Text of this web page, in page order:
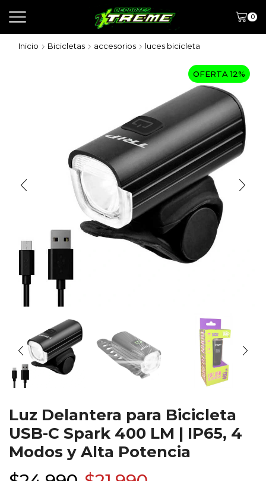
0
Inicio Bicicletas accesorios luces bicicleta
OFERTA 12%
Luz Delantera para Bicicleta
USB-C Spark 400 LM | IP65, 4
Modos y Alta Potencia